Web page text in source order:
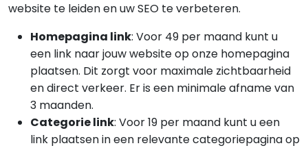
website te leiden en uw SEO te verbeteren.
Homepagina link: Voor 49 per maand kunt u
een link naar jouw website op onze homepagina
plaatsen. Dit zorgt voor maximale zichtbaarheid
en direct verkeer. Er is een minimale afname van
3 maanden.
Categorie link: Voor 19 per maand kunt u een
link plaatsen in een relevante categoriepagina op